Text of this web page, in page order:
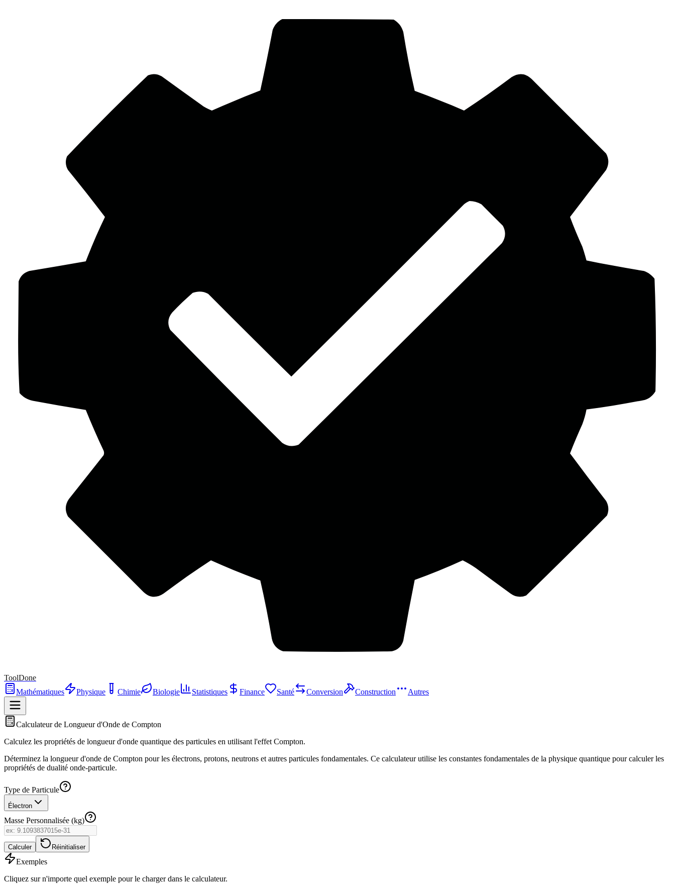
ToolDone
Mathématiques
Physique Chimie Biologie Statistiques Finance Santé Conversion Construction Autres
Calculateur de Longueur d'Onde de Compton
Calculez les propriétés de longueur d'onde quantique des particules en utilisant l'effet Compton.
Déterminez la longueur d'onde de Compton pour les électrons, protons, neutrons et autres particules fondamentales. Ce calculateur utilise les constantes fondamentales de la physique quantique pour calculer les
propriétés de dualité onde-particule.
Type de Particule
Électron
Masse Personnalisée (kg)
Calculer Réinitialiser
Exemples
Cliquez sur n'importe quel exemple pour le charger dans le calculateur.